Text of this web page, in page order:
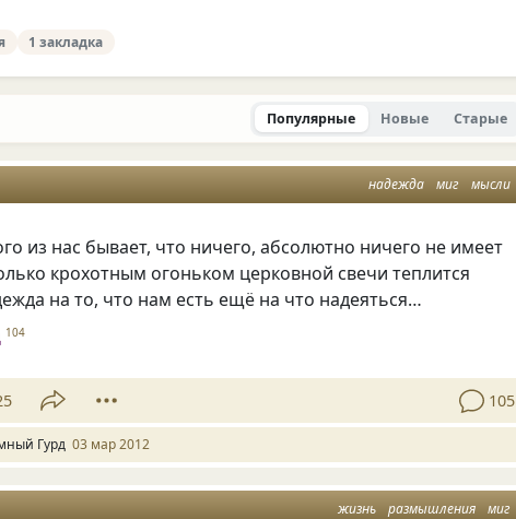
1 закладка
Популярные Новые Старые
надежда миг мысли
из нас бывает, что ничего, абсолютно ничего не имеет
крохотным огоньком церковной свечи теплится
на то, что нам есть ещё на что надеяться…
104
105
Гурд 03 мар 2012
жизнь размышления миг